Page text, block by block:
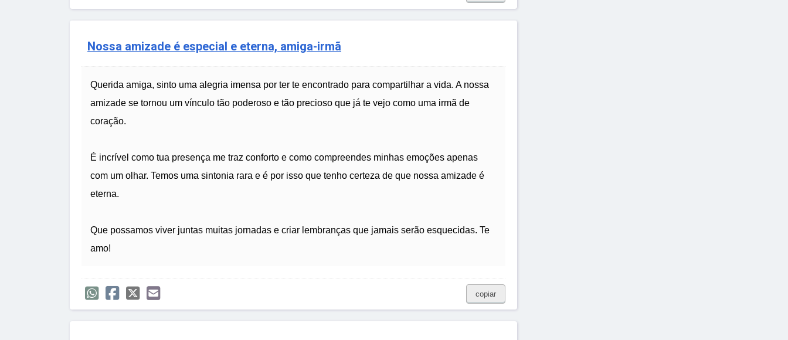
Nossa amizade é especial e eterna, amiga-irmã
Querida amiga, sinto uma alegria imensa por ter te encontrado para compartilhar a vida. A nossa
amizade se tornou um vínculo tão poderoso e tão precioso que já te vejo como uma irmã de
coração.
É incrível como tua presença me traz conforto e como compreendes minhas emoções apenas
com um olhar. Temos uma sintonia rara e é por isso que tenho certeza de que nossa amizade é
eterna.
Que possamos viver juntas muitas jornadas e criar lembranças que jamais serão esquecidas. Te
amo!
copiar